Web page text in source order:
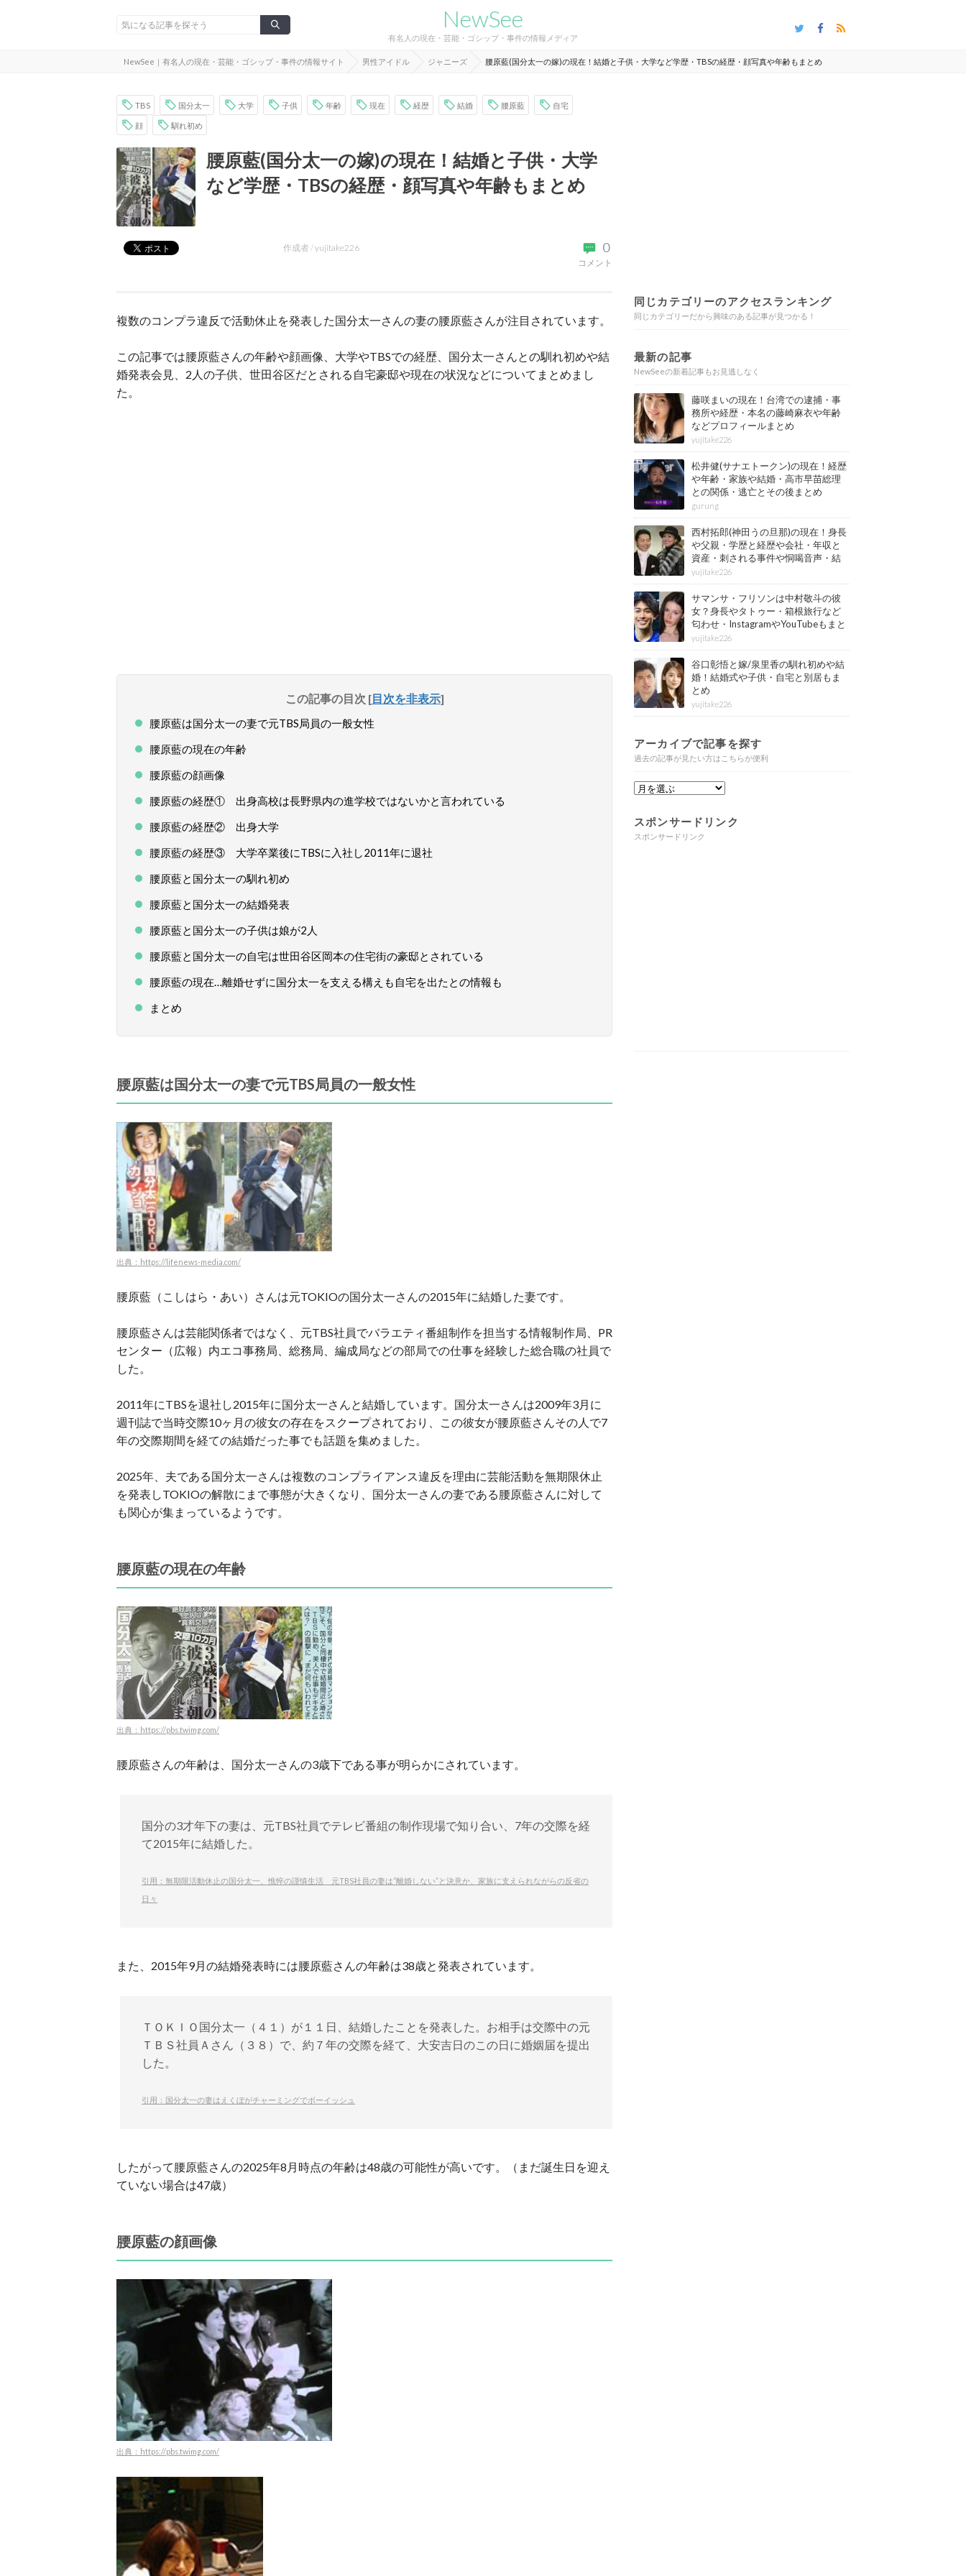
NewSee
有名人の現在・芸能・ゴシップ・事件の情報メディア
NewSee｜有名人の現在・芸能・ゴシップ・事件の情報サイト 男性アイドル ジャニーズ 腰原藍(国分太一の嫁)の現在！結婚と子供・大学など学歴・TBSの経歴・顔写真や年齢もまとめ
TBS 国分太一 大学 子供 年齢 現在 経歴 結婚 腰原藍 自宅
顔 馴れ初め
腰原藍(国分太一の嫁)の現在！結婚と子供・大学
など学歴・TBSの経歴・顔写真や年齢もまとめ
0
コメント
作成者 /yujitake226
複数のコンプラ違反で活動休止を発表した国分太一さんの妻の腰原藍さんが注目されています。
この記事では腰原藍さんの年齢や顔画像、大学やTBSでの経歴、国分太一さんとの馴れ初めや結
婚発表会見、2人の子供、世田谷区だとされる自宅豪邸や現在の状況などについてまとめまし
た。
この記事の目次 [目次を非表示]
腰原藍は国分太一の妻で元TBS局員の一般女性
腰原藍の現在の年齢
腰原藍の顔画像
腰原藍の経歴① 出身高校は長野県内の進学校ではないかと言われている
腰原藍の経歴② 出身大学
腰原藍の経歴③ 大学卒業後にTBSに入社し2011年に退社
腰原藍と国分太一の馴れ初め
腰原藍と国分太一の結婚発表
腰原藍と国分太一の子供は娘が2人
腰原藍と国分太一の自宅は世田谷区岡本の住宅街の豪邸とされている
腰原藍の現在…離婚せずに国分太一を支える構えも自宅を出たとの情報も
まとめ
腰原藍は国分太一の妻で元TBS局員の一般女性
出典：https://lifenews-media.com/
腰原藍（こしはら・あい）さんは元TOKIOの国分太一さんの2015年に結婚した妻です。
腰原藍さんは芸能関係者ではなく、元TBS社員でバラエティ番組制作を担当する情報制作局、PR
センター（広報）内エコ事務局、総務局、編成局などの部局での仕事を経験した総合職の社員で
した。
2011年にTBSを退社し2015年に国分太一さんと結婚しています。国分太一さんは2009年3月に
週刊誌で当時交際10ヶ月の彼女の存在をスクープされており、この彼女が腰原藍さんその人で7
年の交際期間を経ての結婚だった事でも話題を集めました。
2025年、夫である国分太一さんは複数のコンプライアンス違反を理由に芸能活動を無期限休止
を発表しTOKIOの解散にまで事態が大きくなり、国分太一さんの妻である腰原藍さんに対して
も関心が集まっているようです。
腰原藍の現在の年齢
出典：https://pbs.twimg.com/
腰原藍さんの年齢は、国分太一さんの3歳下である事が明らかにされています。
国分の3才年下の妻は、元TBS社員でテレビ番組の制作現場で知り合い、7年の交際を経
て2015年に結婚した。
引用：無期限活動休止の国分太一、憔悴の謹慎生活 元TBS社員の妻は“離婚しない”と決意か、家族に支えられながらの反省の
日々
また、2015年9月の結婚発表時には腰原藍さんの年齢は38歳と発表されています。
ＴＯＫＩＯ国分太一（４１）が１１日、結婚したことを発表した。お相手は交際中の元
ＴＢＳ社員Ａさん（３８）で、約７年の交際を経て、大安吉日のこの日に婚姻届を提出
した。
引用：国分太一の妻はえくぼがチャーミングでボーイッシュ
したがって腰原藍さんの2025年8月時点の年齢は48歳の可能性が高いです。（まだ誕生日を迎え
ていない場合は47歳）
腰原藍の顔画像
出典：https://pbs.twimg.com/
同じカテゴリーのアクセスランキング
同じカテゴリーだから興味のある記事が見つかる！
最新の記事
NewSeeの新着記事もお見逃しなく
藤咲まいの現在！台湾での逮捕・事
務所や経歴・本名の藤崎麻衣や年齢
などプロフィールまとめ
yujitake226
松井健(サナエトークン)の現在！経歴
や年齢・家族や結婚・高市早苗総理
との関係・逃亡とその後まとめ
gurung
西村拓郎(神田うの旦那)の現在！身長
や父親・学歴と経歴や会社・年収と
資産・刺される事件や恫喝音声・結
婚と子供や自宅・脳梗塞の病気もま
とめ
yujitake226
サマンサ・フリソンは中村敬斗の彼
女？身長やタトゥー・箱根旅行など
匂わせ・InstagramやYouTubeもまと
め
yujitake226
谷口彰悟と嫁/泉里香の馴れ初めや結
婚！結婚式や子供・自宅と別居もま
とめ
yujitake226
アーカイブで記事を探す
過去の記事が見たい方はこちらが便利
スポンサードリンク
スポンサードリンク